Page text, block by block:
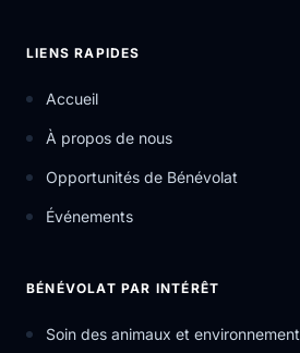
LIENS RAPIDES
Accueil
À propos de nous
Opportunités de Bénévolat
Événements
BÉNÉVOLAT PAR INTÉRÊT
Soin des animaux et environnement